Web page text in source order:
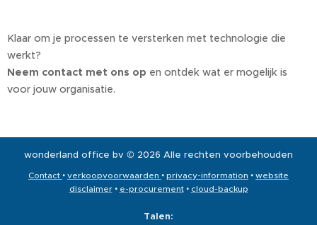
Klaar om je processen te versterken met technologie die
werkt?
Neem contact met ons op en ontdek wat er mogelijk is
voor jouw organisatie.
wonderland office bv © 2026 Alle rechten voorbehouden
Contact • verkoopvoorwaarden • privacy-information • website
disclaimer• e-procurement• cloud-backup
Talen